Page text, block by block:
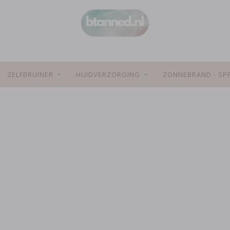
ZELFBRUINER HUIDVERZORGING ZONNEBRAND - SPF